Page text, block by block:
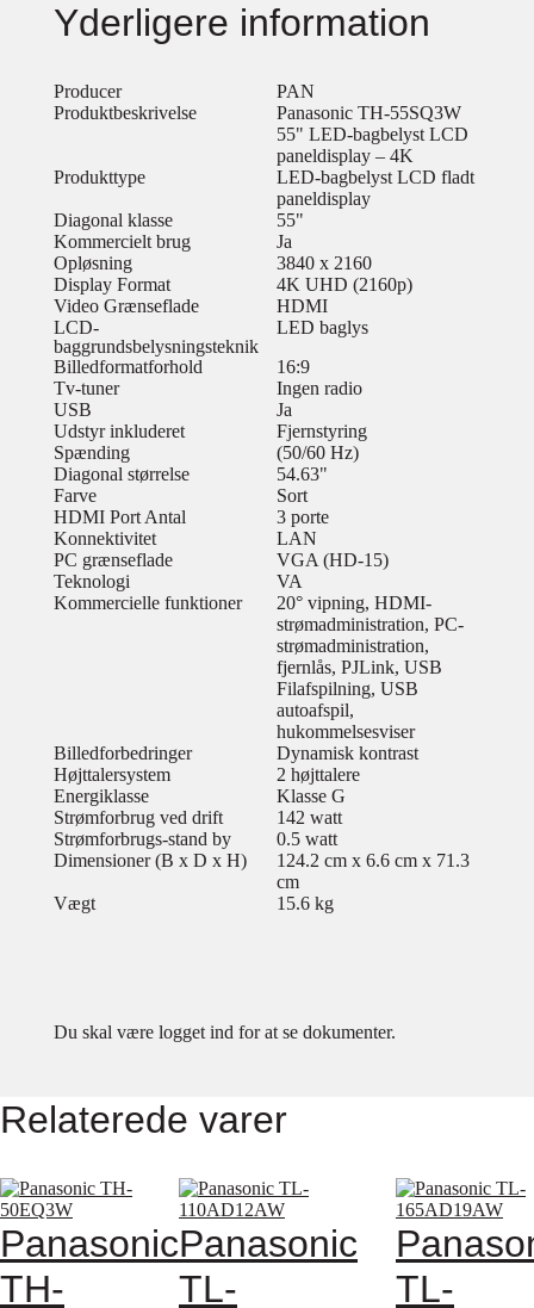
Yderligere information
Producer
PAN
Produktbeskrivelse
Panasonic TH-55SQ3W
55" LED-bagbelyst LCD
paneldisplay – 4K
Produkttype
LED-bagbelyst LCD fladt
paneldisplay
Diagonal klasse
55"
Kommercielt brug
Ja
Opløsning
3840 x 2160
Display Format
4K UHD (2160p)
Video Grænseflade
HDMI
LCD-
baggrundsbelysningsteknik
LED baglys
Billedformatforhold
16:9
Tv-tuner
Ingen radio
USB
Ja
Udstyr inkluderet
Fjernstyring
Spænding
(50/60 Hz)
Diagonal størrelse
54.63"
Farve
Sort
HDMI Port Antal
3 porte
Konnektivitet
LAN
PC grænseflade
VGA (HD-15)
Teknologi
VA
Kommercielle funktioner
20° vipning, HDMI-
strømadministration, PC-
strømadministration,
fjernlås, PJLink, USB
Filafspilning, USB
autoafspil,
hukommelsesviser
Billedforbedringer
Dynamisk kontrast
Højttalersystem
2 højttalere
Energiklasse
Klasse G
Strømforbrug ved drift
142 watt
Strømforbrugs-stand by
0.5 watt
Dimensioner (B x D x H)
124.2 cm x 6.6 cm x 71.3
cm
Vægt
15.6 kg
Du skal være logget ind for at se dokumenter.
Relaterede varer
Panasonic
TH-
Panasonic
TL-
TL-